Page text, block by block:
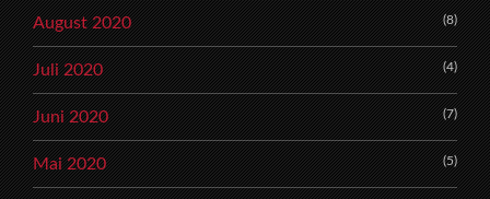
August 2020 (8)
Juli 2020 (4)
Juni 2020 (7)
Mai 2020 (5)